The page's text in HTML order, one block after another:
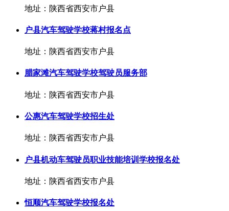
地址：陕西省西安市户县
户县汽车驾驶学校蒋村报名点
地址：陕西省西安市户县
腊家滩汽车驾驶学校驾驶员服务部
地址：陕西省西安市户县
公惠汽车驾驶学校招生处
地址：陕西省西安市户县
户县机动车驾驶员职业技能培训学校报名处
地址：陕西省西安市户县
恒顺汽车驾驶学校报名处